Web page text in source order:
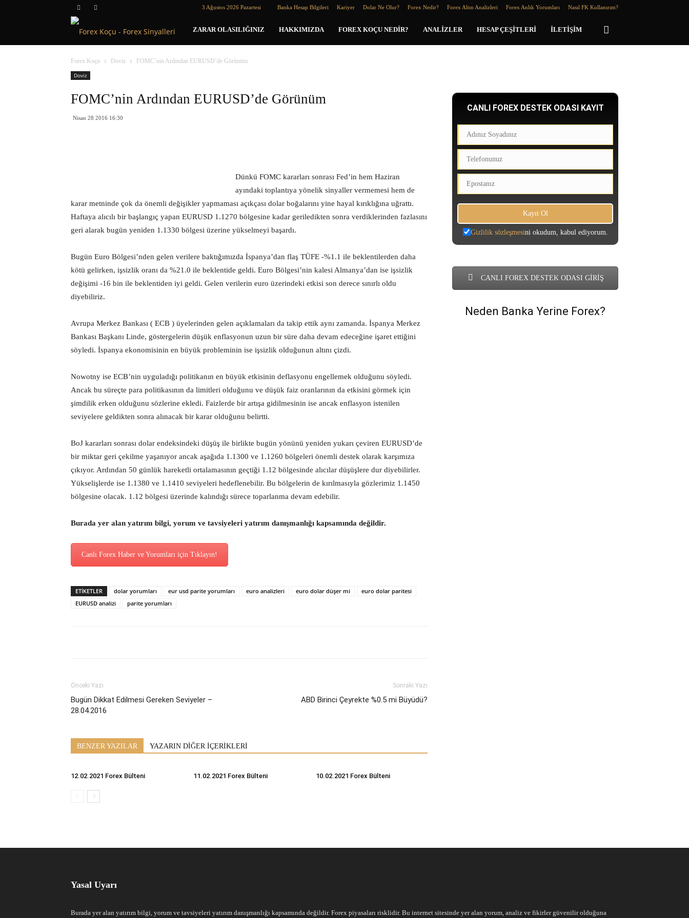
3 Ağustos 2026 Pazartesi Banka Hesap Bilgileri Kariyer Dolar Ne Olur? Forex Nedir? Forex Altın Analizleri Forex Anlık Yorumları Nasıl FK Kullanırım?
Forex
Koçu
ZARAR OLASILIĞINIZ HAKKIMIZDA FOREX KOÇU NEDIR? ANALIZLER HESAP ÇEŞITLERI İLETIŞIM
Forex Koçu Doviz
FOMC’nin Ardından EURUSD’de Görünüm
Doviz
FOMC’nin Ardından EURUSD’de Görünüm
Nisan 28 2016 16:30
Dünkü FOMC kararları sonrası Fed’in hem Haziran
ayındaki toplantıya yönelik sinyaller vermemesi hem de
karar metninde çok da önemli değişikler yapmaması açıkçası dolar boğalarını yine hayal kırıklığına uğrattı.
Haftaya alıcılı bir başlangıç yapan EURUSD 1.1270 bölgesine kadar geriledikten sonra verdiklerinden fazlasını
geri alarak bugün yeniden 1.1330 bölgesi üzerine yükselmeyi başardı.
Bugün Euro Bölgesi’nden gelen verilere baktığımızda İspanya’dan flaş TÜFE -%1.1 ile beklentilerden daha
kötü gelirken, işsizlik oranı da %21.0 ile beklentide geldi. Euro Bölgesi’nin kalesi Almanya’dan ise işsizlik
değişimi -16 bin ile beklentiden iyi geldi. Gelen verilerin euro üzerindeki etkisi son derece sınırlı oldu
diyebiliriz.
Avrupa Merkez Bankası ( ECB ) üyelerinden gelen açıklamaları da takip ettik aynı zamanda. İspanya Merkez
Bankası Başkanı Linde, göstergelerin düşük enflasyonun uzun bir süre daha devam edeceğine işaret ettiğini
söyledi. İspanya ekonomisinin en büyük probleminin ise işsizlik olduğunun altını çizdi.
Nowotny ise ECB’nin uyguladığı politikanın en büyük etkisinin deflasyonu engellemek olduğunu söyledi.
Ancak bu süreçte para politikasının da limitleri olduğunu ve düşük faiz oranlarının da etkisini görmek için
şimdilik erken olduğunu sözlerine ekledi. Faizlerde bir artışa gidilmesinin ise ancak enflasyon istenilen
seviyelere geldikten sonra alınacak bir karar olduğunu belirtti.
BoJ kararları sonrası dolar endeksindeki düşüş ile birlikte bugün yönünü yeniden yukarı çeviren EURUSD’de
bir miktar geri çekilme yaşanıyor ancak aşağıda 1.1300 ve 1.1260 bölgeleri önemli destek olarak karşımıza
çıkıyor. Ardından 50 günlük hareketli ortalamasının geçtiği 1.12 bölgesinde alıcılar düşüşlere dur diyebilirler.
Yükselişlerde ise 1.1380 ve 1.1410 seviyeleri hedeflenebilir. Bu bölgelerin de kırılmasıyla gözlerimiz 1.1450
bölgesine olacak. 1.12 bölgesi üzerinde kalındığı sürece toparlanma devam edebilir.
Burada yer alan yatırım bilgi, yorum ve tavsiyeleri yatırım danışmanlığı kapsamında değildir.
Canlı Forex Haber ve Yorumları için Tıklayın!
ETİKETLER dolar yorumları eur usd parite yorumları euro analizleri euro dolar düşer mi
euro dolar paritesi
EURUSD analizi
parite yorumları
Önceki Yazı
Bugün Dikkat Edilmesi Gereken Seviyeler –
28.04.2016
Sonraki Yazı
ABD Birinci Çeyrekte %0.5 mi Büyüdü?
BENZER YAZILAR YAZARIN DİĞER İÇERİKLERİ
12.02.2021 Forex Bülteni 11.02.2021 Forex Bülteni 10.02.2021 Forex Bülteni
CANLI FOREX DESTEK ODASI KAYIT
Gizlilik sözleşmesini okudum, kabul ediyorum.
CANLI FOREX DESTEK ODASI GİRİŞ
Neden Banka Yerine Forex?
Yasal Uyarı
Burada yer alan yatırım bilgi, yorum ve tavsiyeleri yatırım danışmanlığı kapsamında değildir. Forex piyasaları risklidir. Bu internet sitesinde yer alan yorum, analiz ve fikirler güvenilir olduğuna